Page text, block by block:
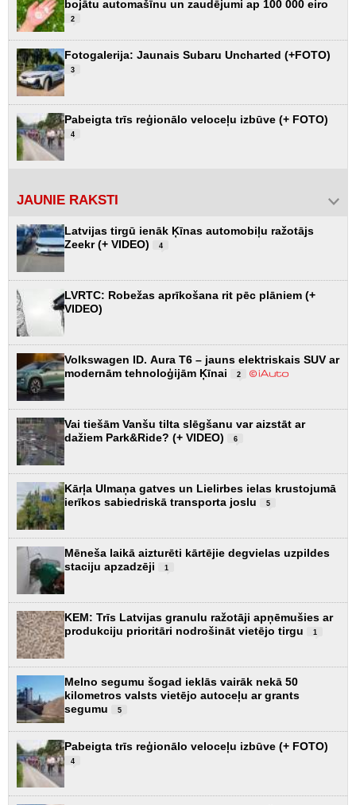
bojātu automašīnu un zaudējumi ap 100 000 eiro
2
Fotogalerija: Jaunais Subaru Uncharted (+FOTO)
3
Pabeigta trīs reģionālo veloceļu izbūve (+ FOTO)
4
JAUNIE RAKSTI
Latvijas tirgū ienāk Ķīnas automobiļu ražotājs
Zeekr (+ VIDEO)
4
LVRTC: Robežas aprīkošana rit pēc plāniem (+
VIDEO)
Volkswagen ID. Aura T6 – jauns elektriskais SUV ar
modernām tehnoloģijām Ķīnai
2
Vai tiešām Vanšu tilta slēgšanu var aizstāt ar
dažiem Park&Ride? (+ VIDEO)
6
Kārļa Ulmaņa gatves un Lielirbes ielas krustojumā
ierīkos sabiedriskā transporta joslu
5
Mēneša laikā aizturēti kārtējie degvielas uzpildes
staciju apzadzēji
1
KEM: Trīs Latvijas granulu ražotāji apņēmušies ar
produkciju prioritāri nodrošināt vietējo tirgu
1
Melno segumu šogad ieklās vairāk nekā 50
kilometros valsts vietējo autoceļu ar grants
segumu
5
Pabeigta trīs reģionālo veloceļu izbūve (+ FOTO)
4